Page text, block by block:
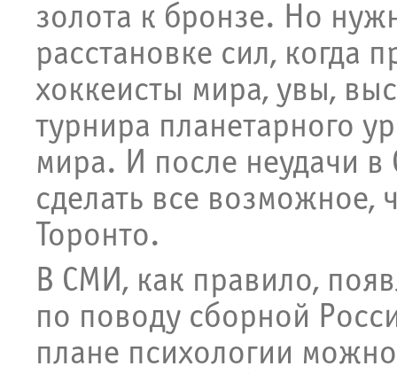
золота к бронзе. Но
расстановке сил, когда
хоккеисты мира, увы,
турнира планетарного
мира. И после неудачи
сделать все возможное,
Торонто.
В СМИ, как правило,
по поводу сборной
плане психологии